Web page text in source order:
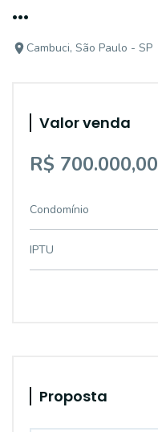
...
Cambuci, São Paulo - SP
Valor venda
R$ 700.000,00
Condomínio
IPTU
Proposta